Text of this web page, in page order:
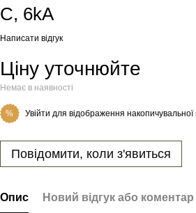
C, 6kA
Написати відгук
Ціну уточнюйте
Немає в наявності
% Увійти для відображення накопичувальної
Повідомити, коли з'явиться
Опис Новий відгук або коментар